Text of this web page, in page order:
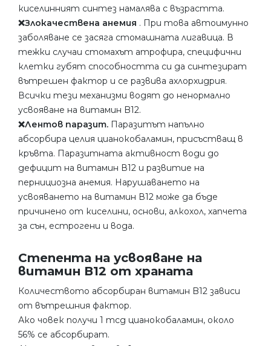
киселинният синтез намалява с възрастта.
❌Злокачествена анемия . При това автоимунно
заболяване се засяга стомашната лигавица. В
тежки случаи стомахът атрофира, специфични
клетки губят способността си да синтезират
вътрешен фактор и се развива ахлорхидрия.
Всички тези механизми водят до ненормално
усвояване на витамин B12.
❌Лентов паразит. Паразитът напълно
абсорбира целия цианокобаламин, присъстващ в
кръвта. Паразитната активност води до
дефицит на витамин В12 и развитие на
пернициозна анемия. Нарушаването на
усвояването на витамин В12 може да бъде
причинено от киселини, основи, алкохол, хапчета
за сън, естрогени и вода.
Степента на усвояване на
витамин В12 от храната
Количеството абсорбиран витамин B12 зависи
от вътрешния фактор.
Ако човек получи 1 mcg цианокобаламин, около
56% се абсорбират.